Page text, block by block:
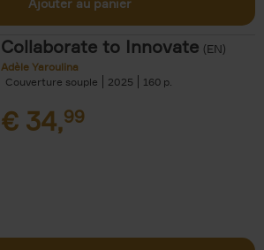
Ajouter au panier
Collaborate to Innovate (EN)
Adèle Yaroulina
Couverture souple
2025 160
€ 34,99